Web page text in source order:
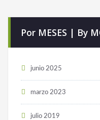
Por MESES | By
junio 2025
marzo 2023
julio 2019